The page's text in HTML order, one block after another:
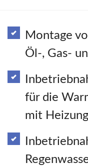
Montage
Öl-, Gas-
für die
mit